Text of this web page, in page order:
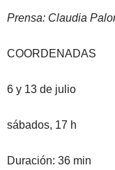
Prensa: Claudia
COORDENADAS
6 y 13 de julio
sábados, 17 h
Duración: 36 min